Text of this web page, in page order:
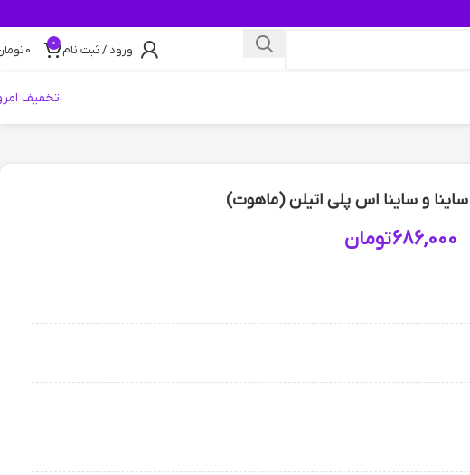
ورود / ثبت نام 0
0
تخفیف
و ساینا اس پلی اتیلن (ماهوت)
686,000تومان